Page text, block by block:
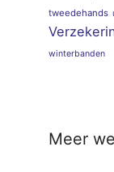
tweedehands
winterbanden
Meer